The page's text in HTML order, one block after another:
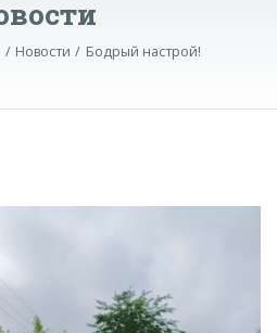
Новости Бодрый настрой!